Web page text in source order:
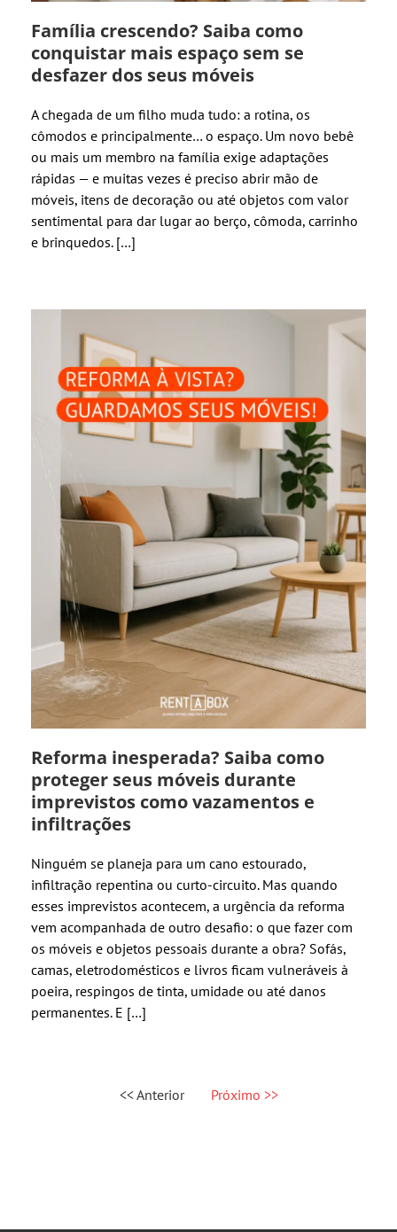
Família crescendo? Saiba como
conquistar mais espaço sem se
desfazer dos seus móveis
A chegada de um filho muda tudo: a rotina, os
cômodos e principalmente… o espaço. Um novo bebê
ou mais um membro na família exige adaptações
rápidas — e muitas vezes é preciso abrir mão de
móveis, itens de decoração ou até objetos com valor
sentimental para dar lugar ao berço, cômoda, carrinho
e brinquedos. […]
Reforma inesperada? Saiba como
proteger seus móveis durante
imprevistos como vazamentos e
infiltrações
Ninguém se planeja para um cano estourado,
infiltração repentina ou curto-circuito. Mas quando
esses imprevistos acontecem, a urgência da reforma
vem acompanhada de outro desafio: o que fazer com
os móveis e objetos pessoais durante a obra? Sofás,
camas, eletrodomésticos e livros ficam vulneráveis à
poeira, respingos de tinta, umidade ou até danos
permanentes. E […]
<< Anterior Próximo >>